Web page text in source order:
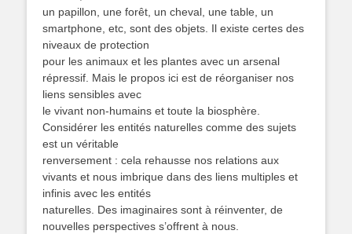
un papillon, une forêt, un cheval, une table, un
smartphone, etc, sont des objets. Il existe certes des
niveaux de protection
pour les animaux et les plantes avec un arsenal
répressif. Mais le propos ici est de réorganiser nos
liens sensibles avec
le vivant non-humains et toute la biosphère.
Considérer les entités naturelles comme des sujets
est un véritable
renversement : cela rehausse nos relations aux
vivants et nous imbrique dans des liens multiples et
infinis avec les entités
naturelles. Des imaginaires sont à réinventer, de
nouvelles perspectives s’offrent à nous.